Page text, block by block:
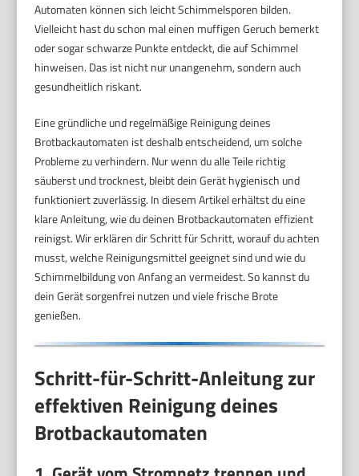
Automaten können sich leicht Schimmelsporen bilden.
Vielleicht hast du schon mal einen muffigen Geruch bemerkt
oder sogar schwarze Punkte entdeckt, die auf Schimmel
hinweisen. Das ist nicht nur unangenehm, sondern auch
gesundheitlich riskant.
Eine gründliche und regelmäßige Reinigung deines
Brotbackautomaten ist deshalb entscheidend, um solche
Probleme zu verhindern. Nur wenn du alle Teile richtig
säuberst und trocknest, bleibt dein Gerät hygienisch und
funktioniert zuverlässig. In diesem Artikel erhältst du eine
klare Anleitung, wie du deinen Brotbackautomaten effizient
reinigst. Wir erklären dir Schritt für Schritt, worauf du achten
musst, welche Reinigungsmittel geeignet sind und wie du
Schimmelbildung von Anfang an vermeidest. So kannst du
dein Gerät sorgenfrei nutzen und viele frische Brote
genießen.
Schritt-für-Schritt-Anleitung zur
effektiven Reinigung deines
Brotbackautomaten